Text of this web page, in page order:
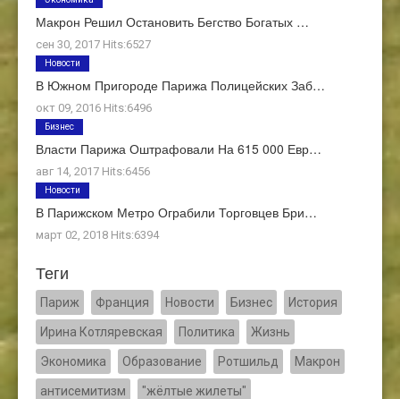
Макрон Решил Остановить Бегство Богатых …
сен 30, 2017 Hits:6527
В Южном Пригороде Парижа Полицейских Заб…
окт 09, 2016 Hits:6496
Новости
Власти Парижа Оштрафовали На 615 000 Евр…
авг 14, 2017 Hits:6456
Бизнес
В Парижском Метро Ограбили Торговцев Бри…
март 02, 2018 Hits:6394
Новости
Теги
Париж Франция Новости Бизнес История
Ирина Котляревская Политика Жизнь
Экономика Образование Ротшильд Макрон
антисемитизм "жёлтые жилеты"